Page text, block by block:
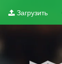
Загрузить